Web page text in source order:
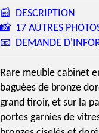
📰 DESCRIPTION
📸 17 AUTRES
📧 DEMANDE
Rare meuble cabinet
baguées de bronze
grand tiroir, et sur la
portes garnies de